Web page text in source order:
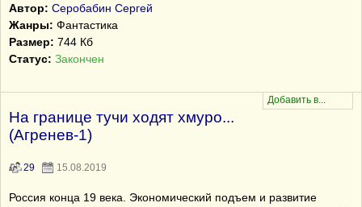
Автор: Серобабин Сергей
Жанры: Фантастика
Размер: 744 Кб
Статус: Закончен
На границе тучи ходят хмуро...
(Агренев-1)
29 15.08.2019
Россия конца 19 века. Экономический подъем и развитие